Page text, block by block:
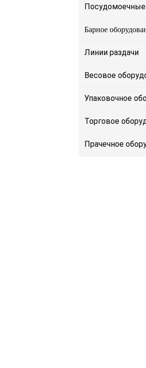
Барное
Линии раздачи
Весовое
Упаковочное
Торговое
Прачечное